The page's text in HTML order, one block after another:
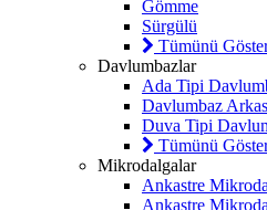
Gömme
Sürgülü
Tümünü
Davlumbazlar
Ada Tipi
Davlumbaz
Duva Tipi
Tümünü
Mikrodalgalar
Ankastre
Ankastre